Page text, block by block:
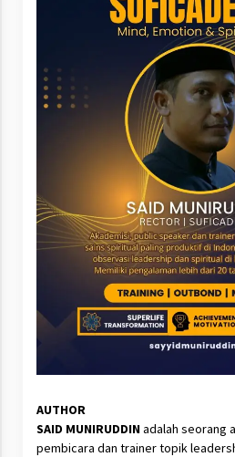
AUTHOR
SAID MUNIRUDDINadalah seorang
pembicara dan trainer topik